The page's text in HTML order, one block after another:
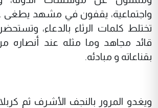
واجتماعية، يقفون في مشهد يطغى
تختلط كلمات الرثاء بالدعاء،
قائد مجاهد وما مثله عند
بقناعاته و مبادئه.
ويغدو المرور بالنجف الأشرف ثم